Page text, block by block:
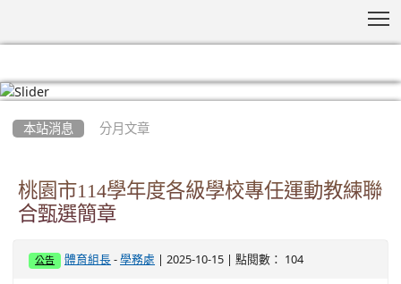
本站消息 分月文章
桃園市114學年度各級學校專任運動教練聯
合甄選簡章
公告 體育組長 -學務處 | 2025-10-15 | 點閱數： 104